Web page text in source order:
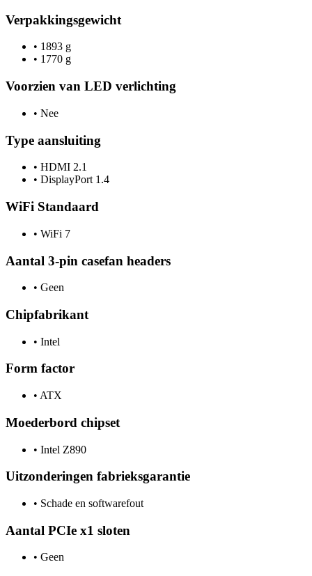
Verpakkingsgewicht
• 1893 g
• 1770 g
Voorzien van LED verlichting
• Nee
Type aansluiting
• HDMI 2.1
• DisplayPort 1.4
WiFi Standaard
• WiFi 7
Aantal 3-pin casefan headers
• Geen
Chipfabrikant
• Intel
Form factor
• ATX
Moederbord chipset
• Intel Z890
Uitzonderingen fabrieksgarantie
• Schade en softwarefout
Aantal PCIe x1 sloten
• Geen